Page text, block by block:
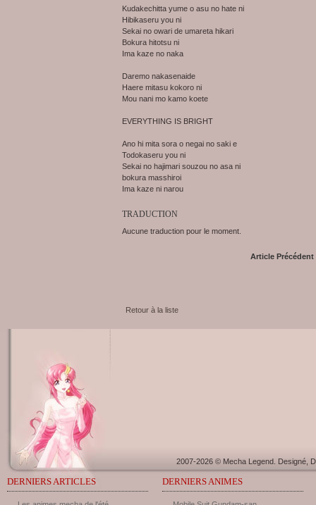
Kudakechitta yume o asu no hate ni
Hibikaseru you ni
Sekai no owari de umareta hikari
Bokura hitotsu ni
Ima kaze no naka
Daremo nakasenaide
Haere mitasu kokoro ni
Mou nani mo kamo koete
EVERYTHING IS BRIGHT
Ano hi mita sora o negai no saki e
Todokaseru you ni
Sekai no hajimari souzou no asa ni
bokura masshiroi
Ima kaze ni narou
TRADUCTION
Aucune traduction pour le moment.
Article Précédent
Retour à la liste
2007-2026 © Mecha Legend. Designé,
DERNIERS ARTICLES DERNIERS ANIMES